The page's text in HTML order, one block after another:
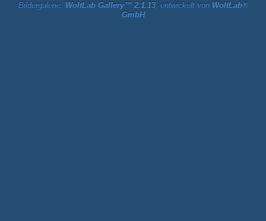
Bildergalerie: WoltLab Gallery™ 2.1.13, entwickelt von WoltLab®
GmbH